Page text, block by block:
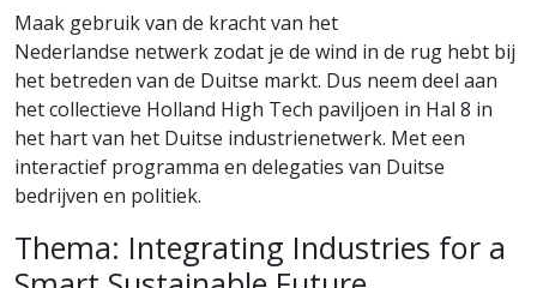
Maak gebruik van de kracht van het
Nederlandse netwerk zodat je de wind in de rug hebt bij
het betreden van de Duitse markt. Dus neem deel aan
het collectieve Holland High Tech paviljoen in Hal 8 in
het hart van het Duitse industrienetwerk. Met een
interactief programma en delegaties van Duitse
bedrijven en politiek.
Thema: Integrating Industries for a